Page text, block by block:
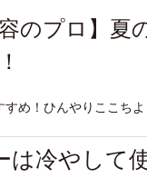
のプロ】夏
め！ひんやりここち
冷やして